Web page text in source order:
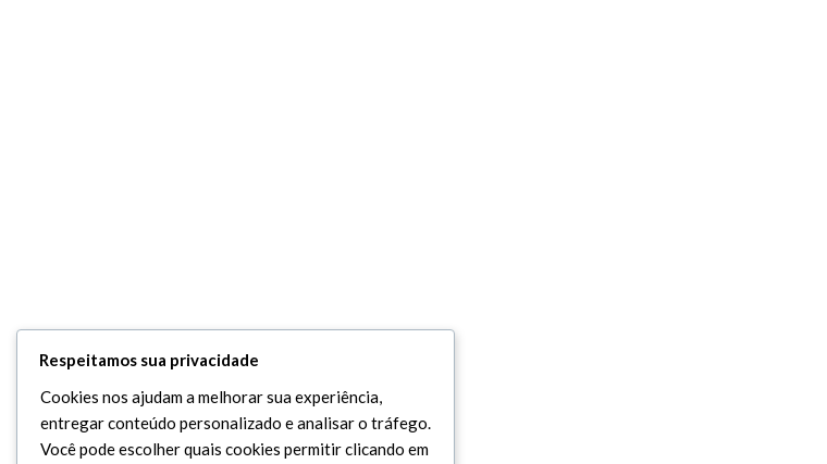
Respeitamos sua privacidade
Cookies nos ajudam a melhorar sua experiência,
entregar conteúdo personalizado e analisar o tráfego.
Você pode escolher quais cookies permitir clicando em